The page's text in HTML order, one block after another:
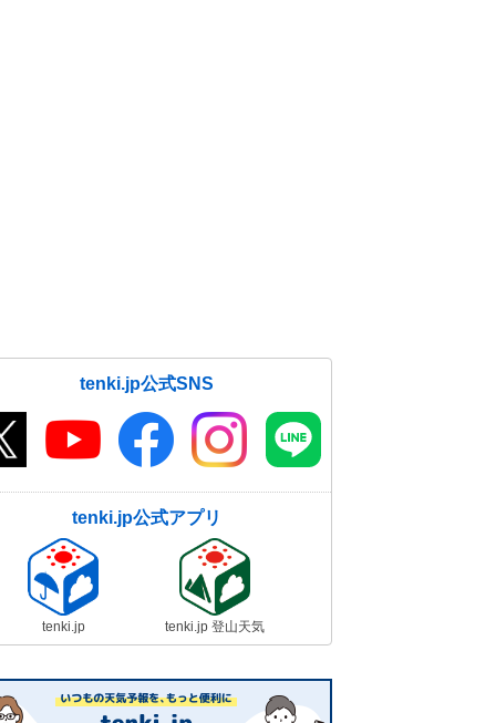
tenki.jp公式SNS
tenki.jp公式アプリ
tenki.jp tenki.jp 登山天気